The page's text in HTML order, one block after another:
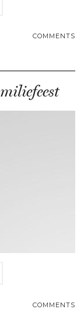
COMMENTS
COMMENTS